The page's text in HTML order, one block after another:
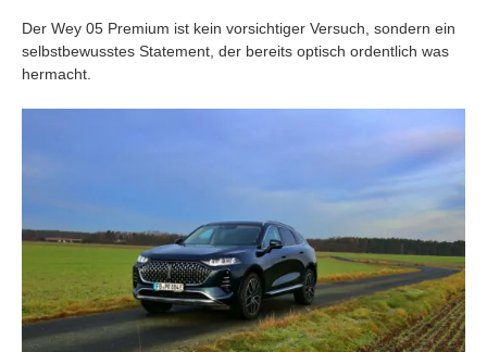
Der Wey 05 Premium ist kein vorsichtiger Versuch, sondern ein
selbstbewusstes Statement, der bereits optisch ordentlich was
hermacht.